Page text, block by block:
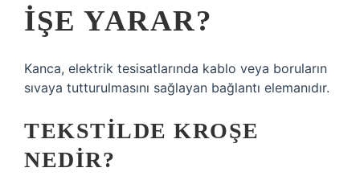
IŞE YARAR?
Kanca, elektrik tesisatlarında kablo veya boruların
sıvaya tutturulmasını sağlayan bağlantı elemanıdır.
TEKSTILDE KROŞE
NEDIR?